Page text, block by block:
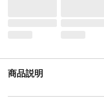
商品説明